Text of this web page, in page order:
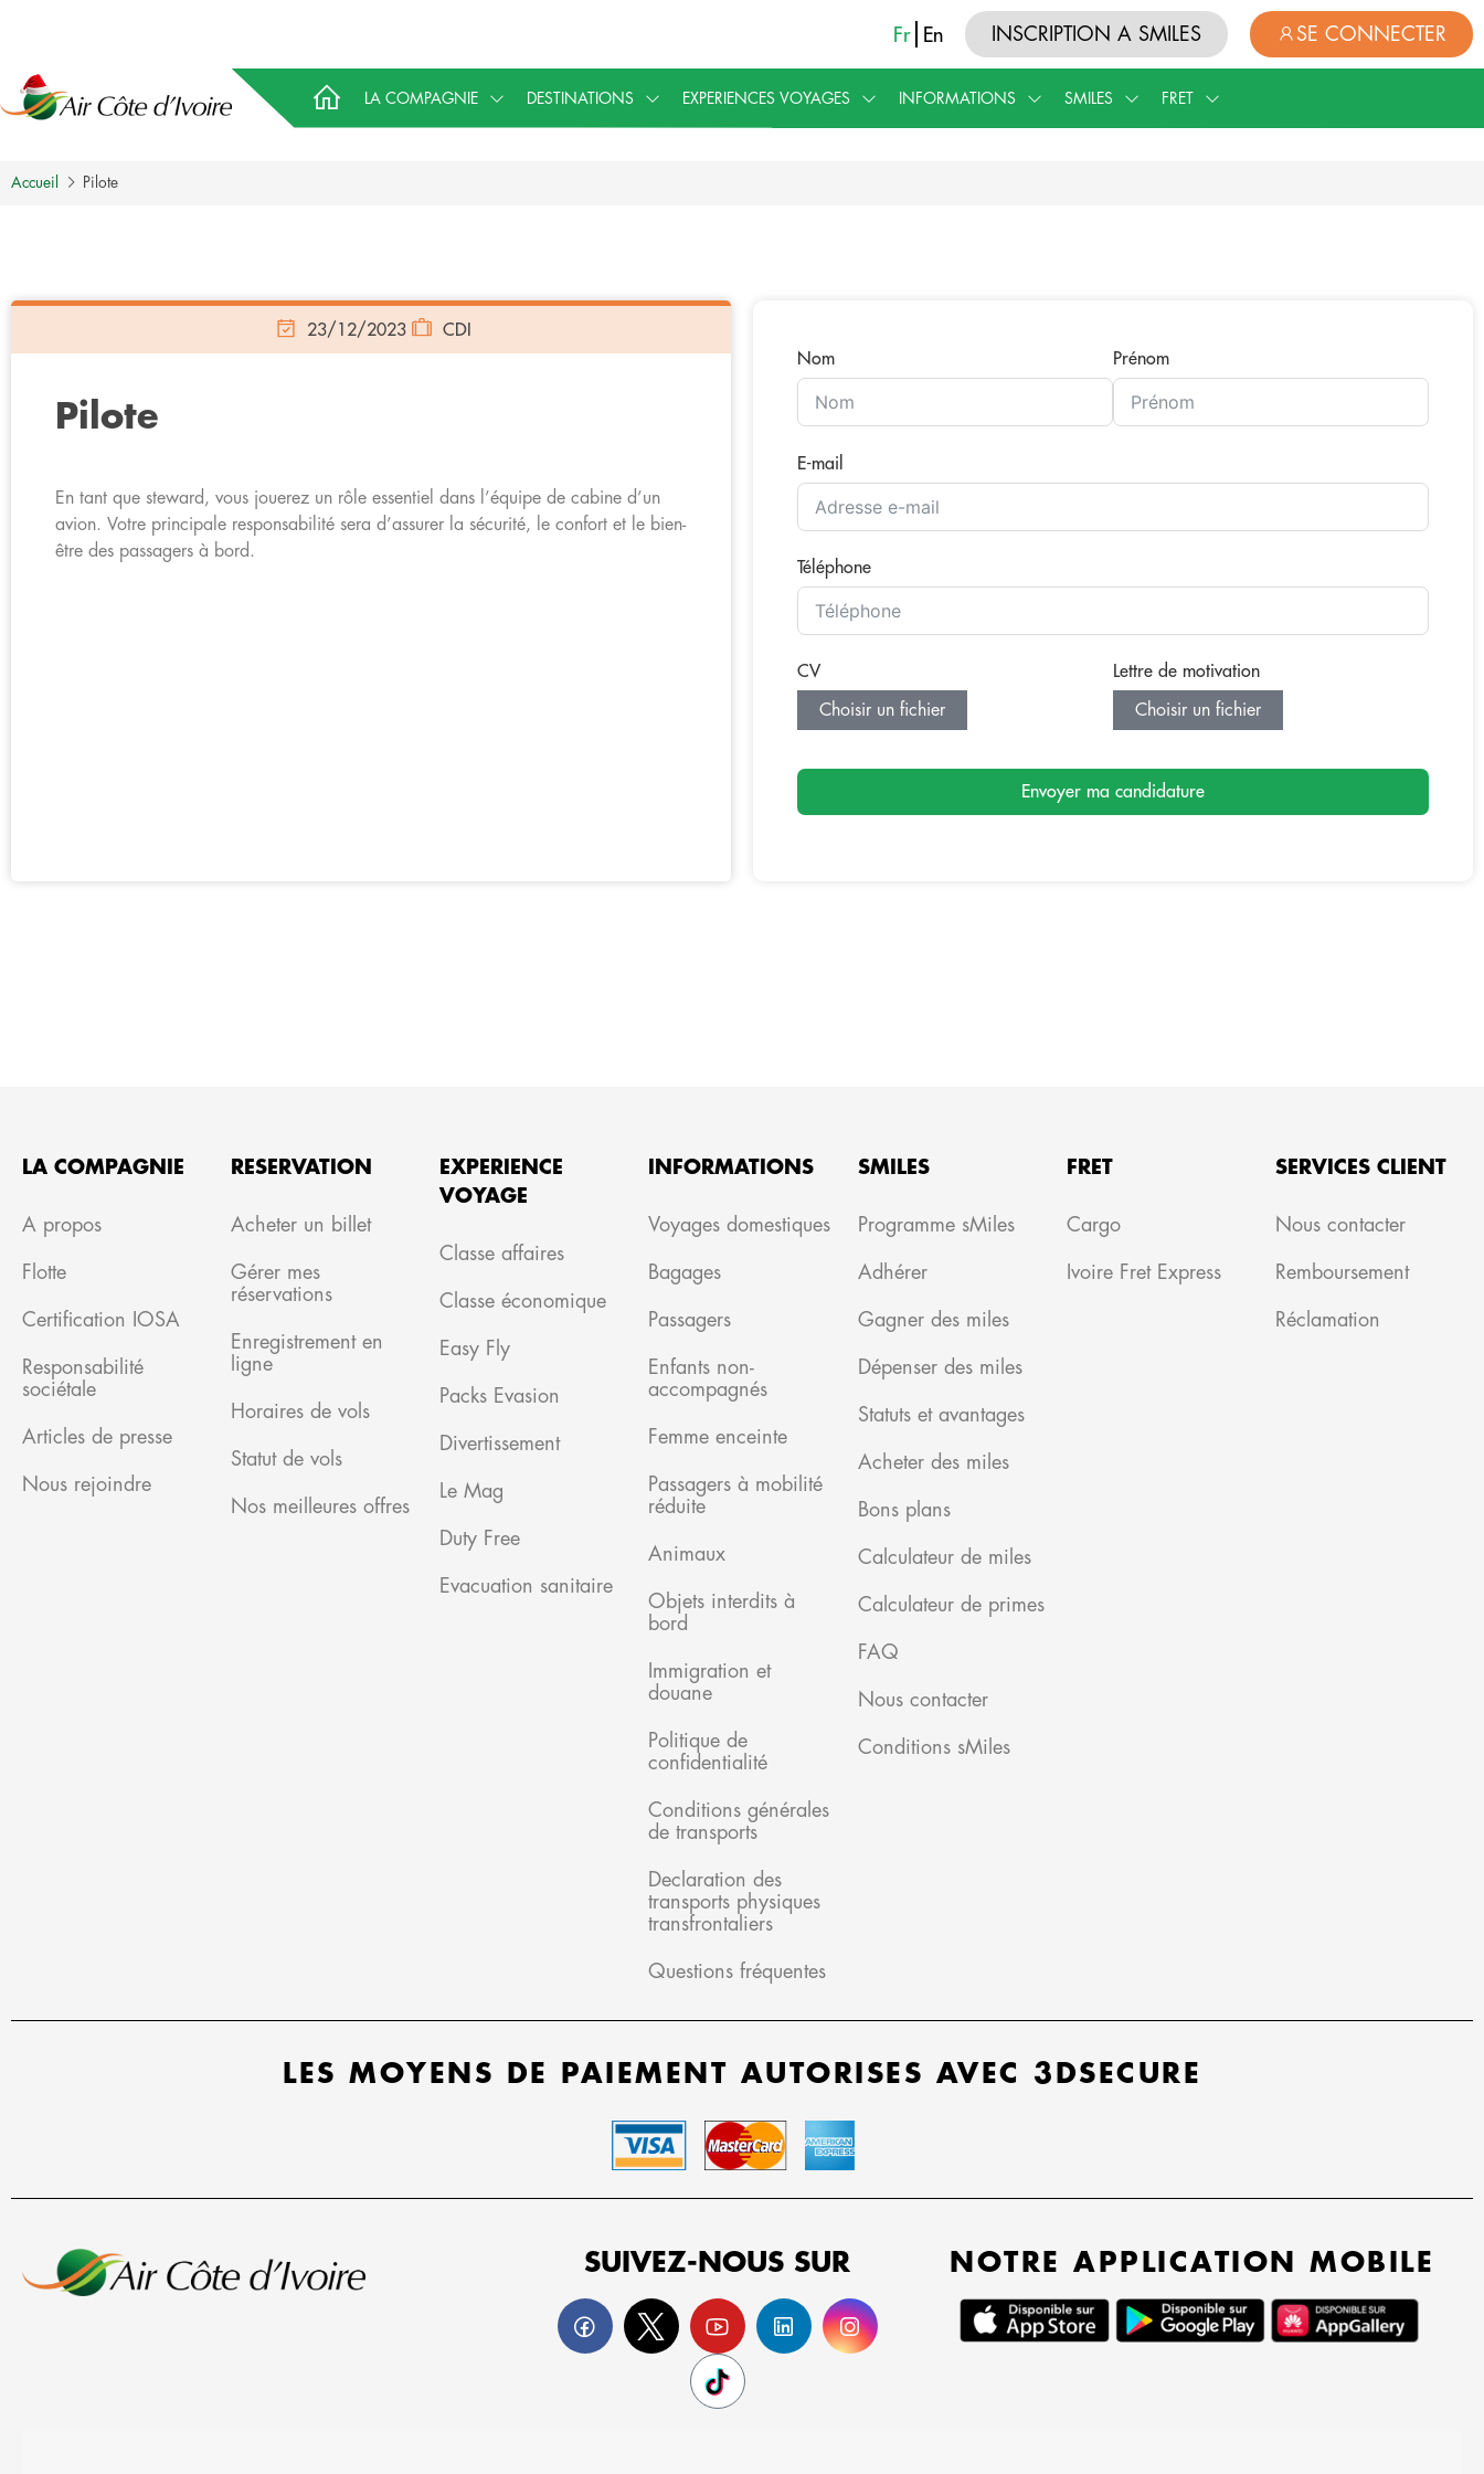
Fr En INSCRIPTION A SMILES SE CONNECTER
LA COMPAGNIE DESTINATIONS EXPERIENCES VOYAGES INFORMATIONS SMILES FRET
Accueil Pilote
23/12/2023 CDI
Pilote
En tant que steward, vous jouerez un rôle essentiel dans l’équipe de cabine d’un
avion. Votre principale responsabilité sera d’assurer la sécurité, le confort et le bien-
être des passagers à bord.
Nom Prénom
E-mail
Téléphone
CV
Choisir un fichier
Lettre de motivation
Choisir un fichier
Envoyer ma candidature
LA COMPAGNIE
A propos
Flotte
Certification IOSA
Responsabilité
sociétale
Articles de presse
Nous rejoindre
RESERVATION
Acheter un billet
Gérer mes
réservations
Enregistrement en
ligne
Horaires de vols
Statut de vols
Nos meilleures offres
EXPERIENCE
VOYAGE
Classe affaires
Classe économique
Easy Fly
Packs Evasion
Divertissement
Le Mag
Duty Free
Evacuation sanitaire
INFORMATIONS
Voyages domestiques
Bagages
Passagers
Enfants non-
accompagnés
Femme enceinte
Passagers à mobilité
réduite
Animaux
Objets interdits à
bord
Immigration et
douane
Politique de
confidentialité
Conditions générales
de transports
Declaration des
transports physiques
transfrontaliers
Questions fréquentes
SMILES
Programme sMiles
Adhérer
Gagner des miles
Dépenser des miles
Statuts et avantages
Acheter des miles
Bons plans
Calculateur de miles
Calculateur de primes
FAQ
Nous contacter
Conditions sMiles
FRET
Cargo
Ivoire Fret Express
SERVICES CLIENT
Nous contacter
Remboursement
Réclamation
LES MOYENS DE PAIEMENT AUTORISES AVEC 3DSECURE
SUIVEZ-NOUS SUR NOTRE APPLICATION MOBILE